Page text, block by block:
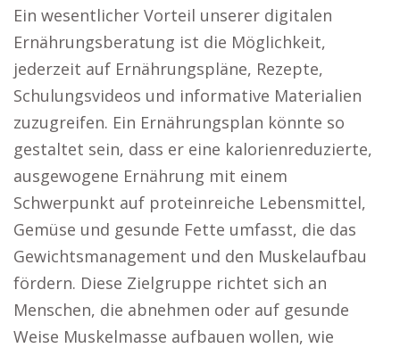
Ein wesentlicher Vorteil unserer digitalen
Ernährungsberatung ist die Möglichkeit,
jederzeit auf Ernährungspläne, Rezepte,
Schulungsvideos und informative Materialien
zuzugreifen. Ein Ernährungsplan könnte so
gestaltet sein, dass er eine kalorienreduzierte,
ausgewogene Ernährung mit einem
Schwerpunkt auf proteinreiche Lebensmittel,
Gemüse und gesunde Fette umfasst, die das
Gewichtsmanagement und den Muskelaufbau
fördern. Diese Zielgruppe richtet sich an
Menschen, die abnehmen oder auf gesunde
Weise Muskelmasse aufbauen wollen, wie